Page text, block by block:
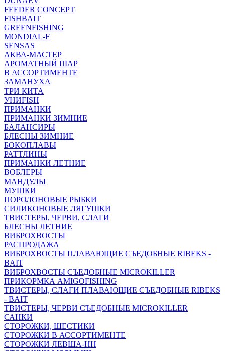
FEEDER CONCEPT
FISHBAIT
GREENFISHING
MONDIAL-F
SENSAS
АКВА-МАСТЕР
АРОМАТНЫЙ ШАР
В АССОРТИМЕНТЕ
ЗАМАНУХА
ТРИ КИТА
УНИFISH
ПРИМАНКИ
ПРИМАНКИ ЗИМНИЕ
БАЛАНСИРЫ
БЛЕСНЫ ЗИМНИЕ
БОКОПЛАВЫ
РАТТЛИНЫ
ПРИМАНКИ ЛЕТНИЕ
ВОБЛЕРЫ
МАНДУЛЫ
МУШКИ
ПОРОЛОНОВЫЕ РЫБКИ
СИЛИКОНОВЫЕ ЛЯГУШКИ
ТВИСТЕРЫ, ЧЕРВИ, СЛАГИ
БЛЕСНЫ ЛЕТНИЕ
ВИБРОХВОСТЫ
РАСПРОДАЖА
ВИБРОХВОСТЫ ПЛАВАЮЩИЕ СЪЕДОБНЫЕ RIBEKS -
BAIT
ВИБРОХВОСТЫ СЪЕДОБНЫЕ MICROKILLER
ПРИКОРМКА AMIGOFISHING
ТВИСТЕРЫ, СЛАГИ ПЛАВАЮЩИЕ СЪЕДОБНЫЕ RIBEKS
- BAIT
ТВИСТЕРЫ, ЧЕРВИ СЪЕДОБНЫЕ MICROKILLER
САНКИ
СТОРОЖКИ, ШЕСТИКИ
СТОРОЖКИ В АССОРТИМЕНТЕ
СТОРОЖКИ ЛЕВША-НН